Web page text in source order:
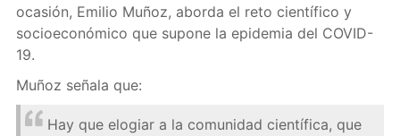
ocasión, Emilio Muñoz, aborda el reto científico y
socioeconómico que supone la epidemia del COVID-
19.
Muñoz señala que:
Hay que elogiar a la comunidad científica, que